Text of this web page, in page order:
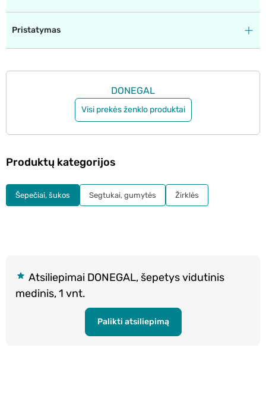
Pristatymas
DONEGAL
Visi prekės ženklo produktai
Atsiliepimai DONEGAL, šepetys vidutinis
medinis, 1 vnt.
Palikti atsiliepimą
Produktų kategorijos
Šepečiai, šukos Segtukai, gumytės Žirklės